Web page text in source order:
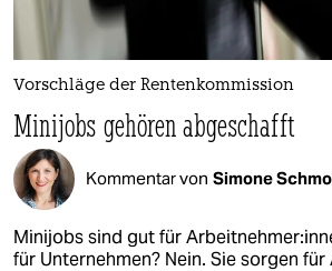
Vorschläge der Rentenkommission
Minijobs gehören abgeschafft
Kommentar von Simone
Minijobs sind gut für
für Unternehmen? Nein. Sie sorgen